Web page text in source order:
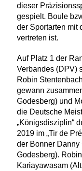
dieser
gespielt. Boule
der Sportarten mit
vertreten ist.
Auf Platz 1 der
Verbandes (DPV)
Robin
gewann
Godesberg) und
die Deutsche
„Königsdisziplin“
2019 im „Tir de
der Bonner Danny
Godesberg).
Kariayawasam